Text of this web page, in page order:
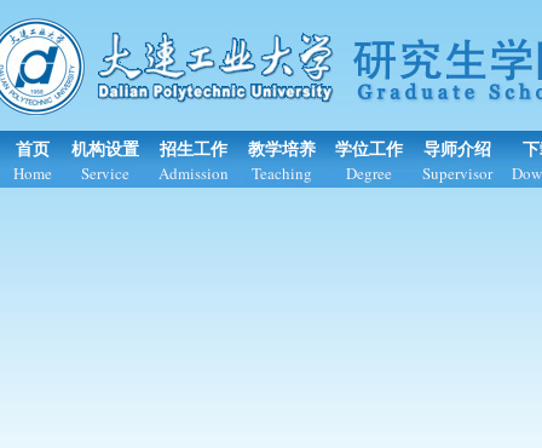
首页
Home
机构设置
Service
招生工作
Admission
教学培养
Teaching
学位工作
Degree
导师介绍
Supervisor